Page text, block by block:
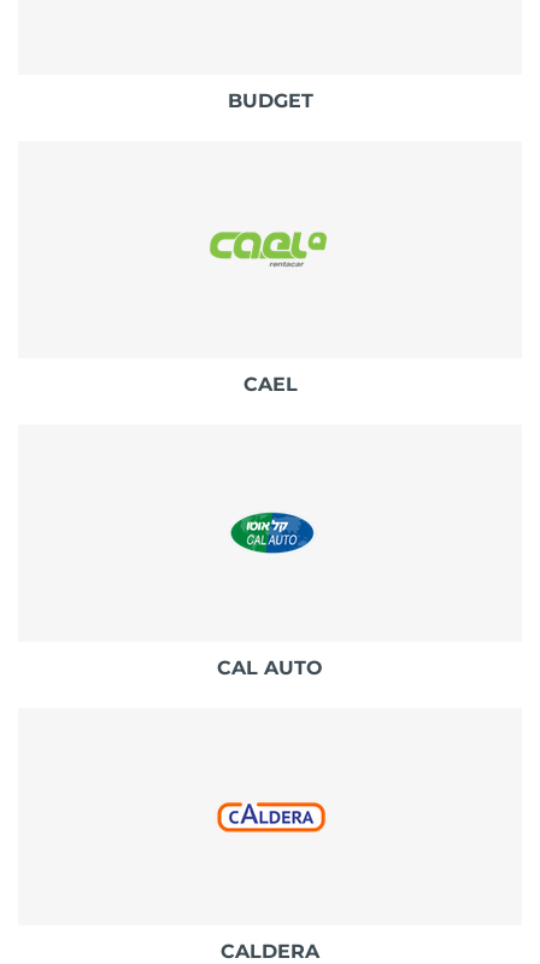
BUDGET
CAEL
CAL AUTO
CALDERA